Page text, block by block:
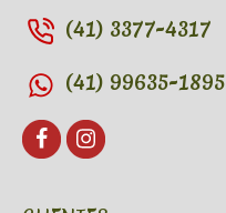
(41) 3377-4317
(41) 99635-1895